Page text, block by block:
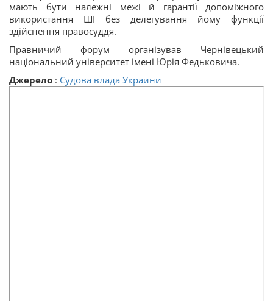
мають бути належні межі й гарантії допоміжного
використання ШІ без делегування йому функції
здійснення правосуддя.
Правничий форум організував Чернівецький
національний університет імені Юрія Федьковича.
Джерело : Судова влада Украини